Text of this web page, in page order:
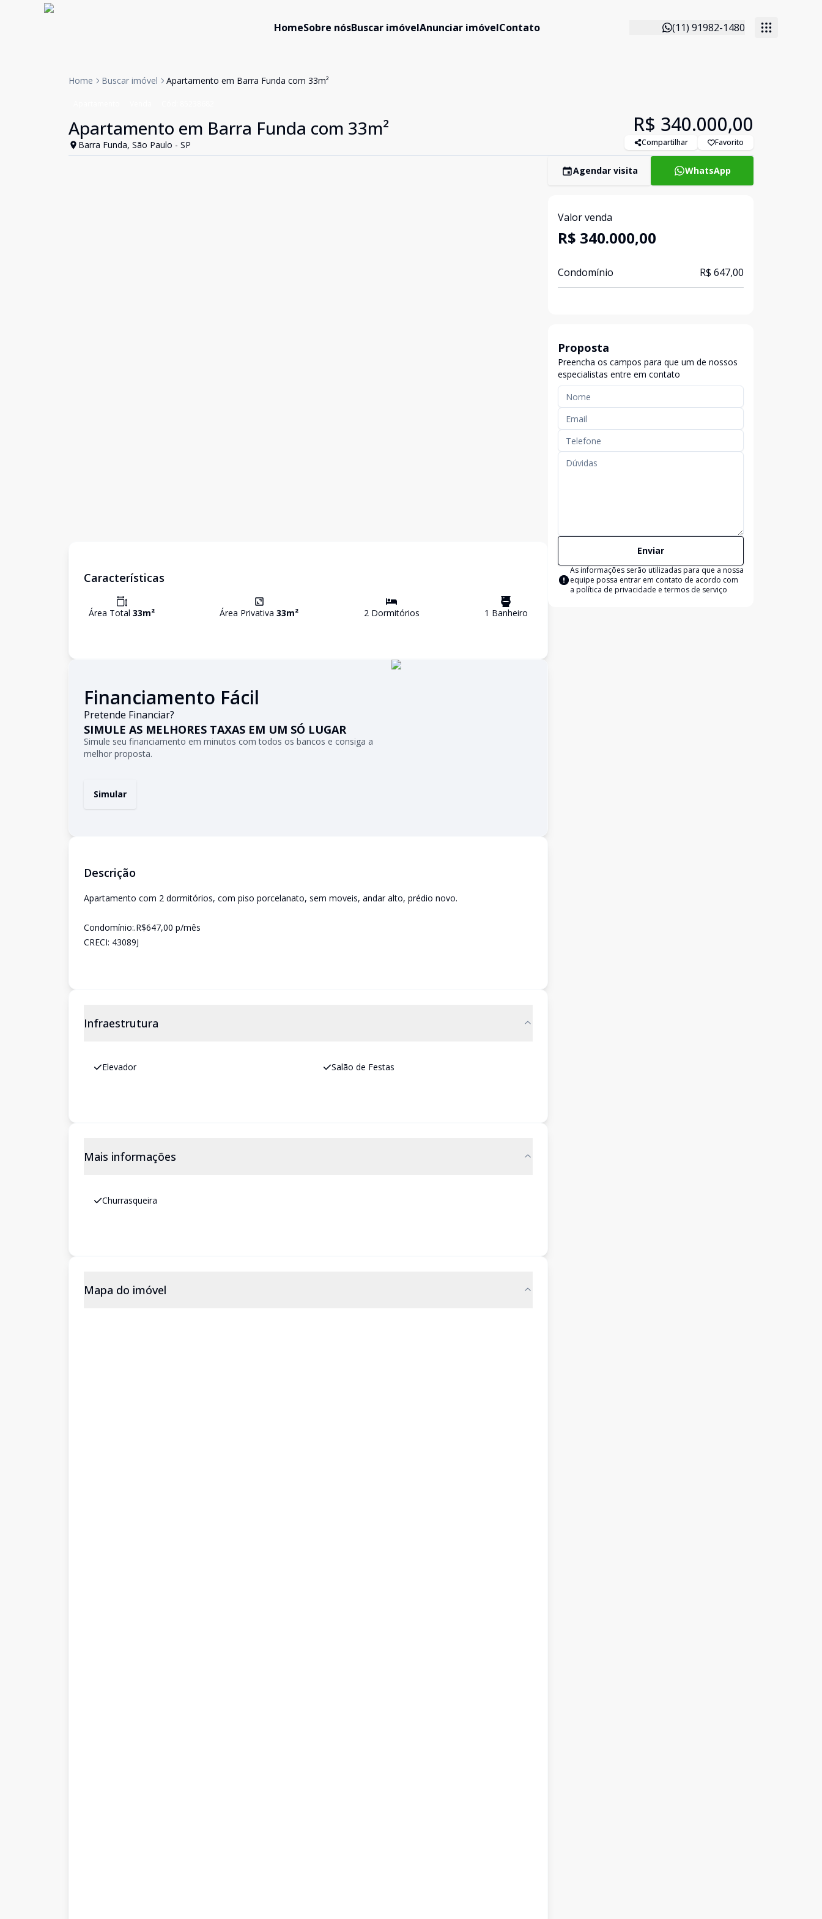
HomeSobre nósBuscar imóvelAnunciar imóvelContato (11) 91982-1480
Home Buscar imóvel Apartamento em Barra Funda com 33m²
Apartamento em Barra Funda com 33m²
Barra Funda, São Paulo - SP
R$ 340.000,00
Compartilhar Favorito
Características
Área Total 33m² Área Privativa33m² 2Dormitórios 1 Banheiro
Financiamento Fácil
Pretende Financiar?
SIMULE AS MELHORES TAXAS EM UM SÓ LUGAR
Simule seu financiamento em minutos com todos os bancos e consiga a
melhor proposta.
Simular
Descrição
Apartamento com 2 dormitórios, com piso porcelanato, sem moveis, andar alto, prédio novo.
Condomínio:.R$647,00 p/mês
CRECI: 43089J
Infraestrutura
Elevador Salão de Festas
Mais informações
Churrasqueira
Mapa do imóvel
Agendar visita WhatsApp
Valor venda
R$ 340.000,00
Condomínio R$ 647,00
Proposta
Preencha os campos para que um de nossos
especialistas entre em contato
Enviar
As informações serão utilizadas para que a nossa
equipe possa entrar em contato de acordo com
a política de privacidade e termos de serviço